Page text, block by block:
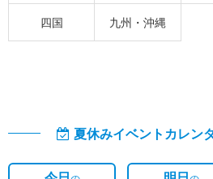
四国 九州・沖縄
夏休みイベントカレン